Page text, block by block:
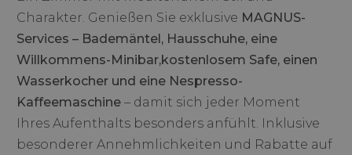
Charakter. Genießen Sie exklusive MAGNUS-
Services – Bademäntel, Hausschuhe, eine
Willkommens-Minibar,kostenlosem Safe, einen
Wasserkocher und eine Nespresso-
Kaffeemaschine– damit sich jeder Moment
Ihres Aufenthalts besonders anfühlt. Inklusive
besonderer Annehmlichkeiten und Rabatte auf